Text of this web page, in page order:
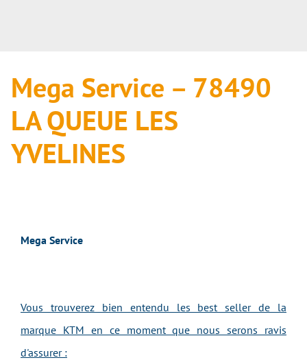
Mega Service – 78490
LA QUEUE LES
YVELINES
Mega Service
Vous trouverez bien entendu les best seller de la
marque KTM en ce moment que nous serons ravis
d'assurer :